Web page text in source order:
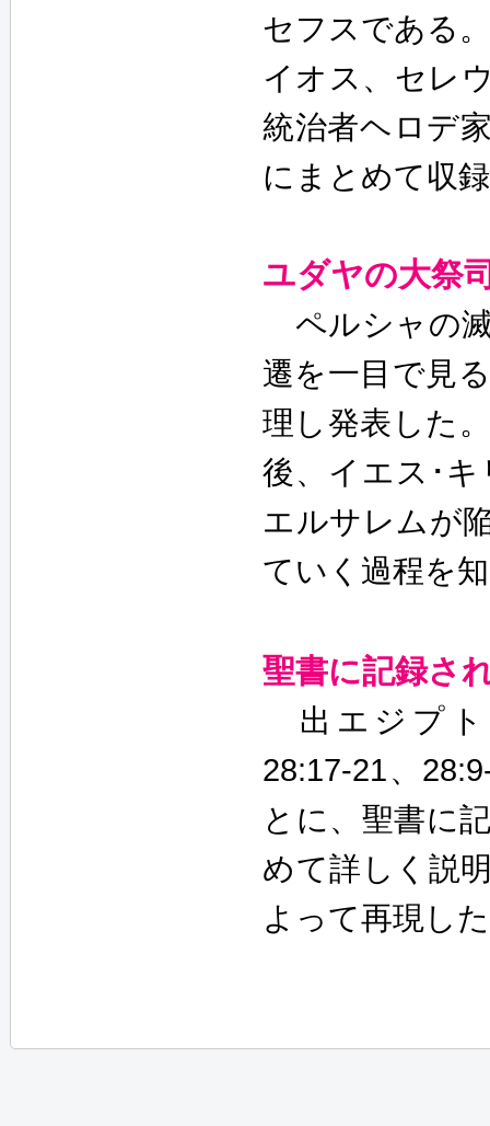
セフスである
イオス、セレ
統治者ヘロデ
にまとめて収
ユダヤの大祭
ペルシャの
遷を一目で見
理し発表した
後、イエス･
エルサレムが
ていく過程を
聖書に記録さ
出エジプト
28:17-21、
とに、聖書に
めて詳しく説
よって再現し